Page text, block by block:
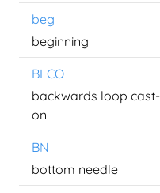
beg
beginning
BLCO
backwards loop cast-
on
BN
bottom needle